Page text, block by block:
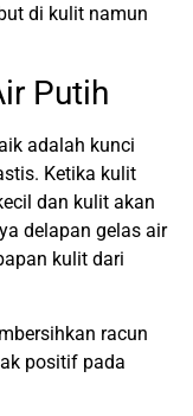
di kulit namun
Putih
adalah kunci
Ketika kulit
dan kulit akan
delapan gelas air
kulit dari
racun
positif pada